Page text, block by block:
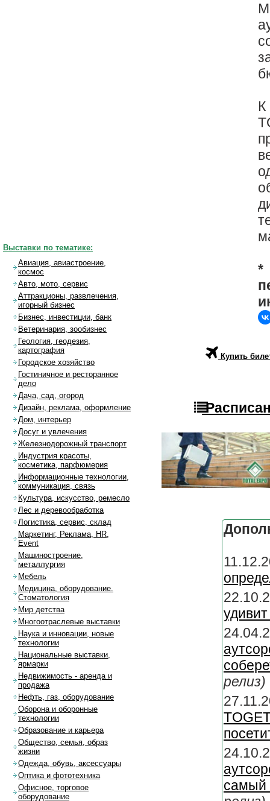
*
Купить
релиз)
самый
Выставки по тематике:
Авиация, авиастроение,
космос
Авто, мото, сервис
Аттракционы, развлечения,
игорный бизнес
Бизнес, инвестиции, банк
Ветеринария, зообизнес
Геология, геодезия,
картография
Городское хозяйство
Гостиничное и ресторанное
дело
Дача, сад, огород
Дизайн, реклама, оформление
Дом, интерьер
Досуг и увлечения
Железнодорожный транспорт
Индустрия красоты,
косметика, парфюмерия
Информационные технологии,
коммуникация, связь
Культура, искусство, ремесло
Лес и деревообработка
Логистика, сервис, склад
Маркетинг, Реклама, HR,
Event
Машиностроение,
металлургия
Мебель
Медицина, оборудование.
Стоматология
Мир детства
Многоотраслевые выставки
Наука и инновации, новые
технологии
Национальные выставки,
ярмарки
Недвижимость - аренда и
продажа
Нефть, газ, оборудование
Оборона и оборонные
технологии
Образование и карьера
Общество, семья, образ
жизни
Одежда, обувь, аксессуары
Оптика и фототехника
Офисное, торговое
оборудование